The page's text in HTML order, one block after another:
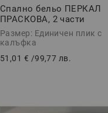
Спално бельо ПЕРКАЛ
ПРАСКОВА, 2 части
Размер: Единичен плик с
калъфка
51,01 € /99,77 лв.